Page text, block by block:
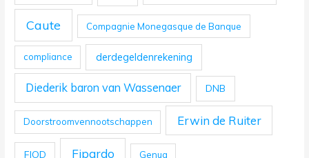
Caute Compagnie Monegasque de Banque
compliance derdegeldenrekening
Diederik baron van Wassenaer DNB
Doorstroomvennootschappen Erwin de Ruiter
FIOD Fipardo Genua